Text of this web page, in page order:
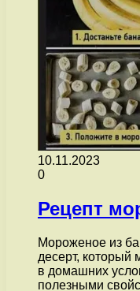
10.11.2023
0
Рецепт
Мороженое из
десерт, который
в домашних
полезными